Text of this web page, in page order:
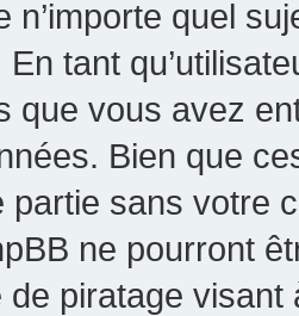
n’importe quel
tant
que vous avez
Bien que
partie sans votre
ne pourront
de piratage